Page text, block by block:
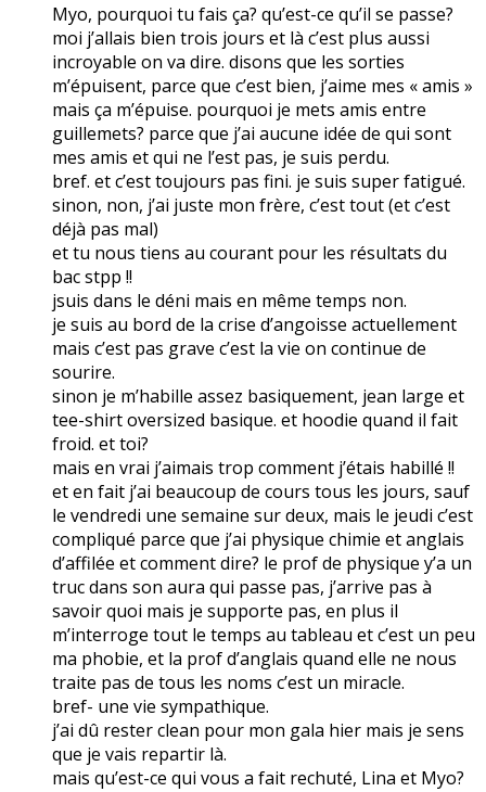
Myo, pourquoi tu fais ça? qu’est-ce qu’il se passe?
moi j’allais bien trois jours et là c’est plus aussi
incroyable on va dire. disons que les sorties
m’épuisent, parce que c’est bien, j’aime mes « amis »
mais ça m’épuise. pourquoi je mets amis entre
guillemets? parce que j’ai aucune idée de qui sont
mes amis et qui ne l’est pas, je suis perdu.
bref. et c’est toujours pas fini. je suis super fatigué.
sinon, non, j’ai juste mon frère, c’est tout (et c’est
déjà pas mal)
et tu nous tiens au courant pour les résultats du
bac stpp !!
jsuis dans le déni mais en même temps non.
je suis au bord de la crise d’angoisse actuellement
mais c’est pas grave c’est la vie on continue de
sourire.
sinon je m’habille assez basiquement, jean large et
tee-shirt oversized basique. et hoodie quand il fait
froid. et toi?
mais en vrai j’aimais trop comment j’étais habillé !!
et en fait j’ai beaucoup de cours tous les jours, sauf
le vendredi une semaine sur deux, mais le jeudi c’est
compliqué parce que j’ai physique chimie et anglais
d’affilée et comment dire? le prof de physique y’a un
truc dans son aura qui passe pas, j’arrive pas à
savoir quoi mais je supporte pas, en plus il
m’interroge tout le temps au tableau et c’est un peu
ma phobie, et la prof d’anglais quand elle ne nous
traite pas de tous les noms c’est un miracle.
bref- une vie sympathique.
j’ai dû rester clean pour mon gala hier mais je sens
que je vais repartir là.
mais qu’est-ce qui vous a fait rechuté, Lina et Myo?